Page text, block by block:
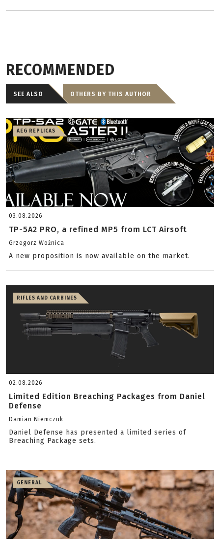
RECOMMENDED
SEE ALSO OTHERS BY THIS AUTHOR
AEG REPLICAS
03.08.2026
TP-5A2 PRO, a refined MP5 from LCT Airsoft
Grzegorz Woźnica
A new proposition is now available on the market.
RIFLES AND CARBINES
02.08.2026
Limited Edition Breaching Packages from Daniel
Defense
Damian Niemczuk
Daniel Defense has presented a limited series of
Breaching Package sets.
GENERAL